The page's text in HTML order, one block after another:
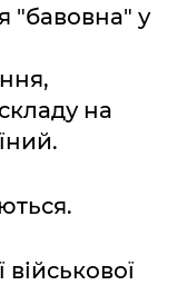
"бавовна" у
на